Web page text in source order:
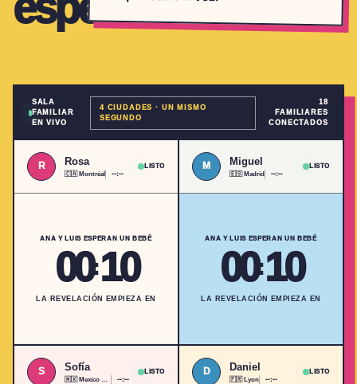
SALA
FAMILIAR
EN VIVO
4 CIUDADES · UN MISMO
SEGUNDO
18
FAMILIARES
CONECTADOS
R Rosa
🇨🇦 Montréal --:--
LISTO
ANA Y LUIS ESPERAN UN BEBÉ
00:10
LA REVELACIÓN EMPIEZA EN
M Miguel
🇪🇸 Madrid --:--
LISTO
ANA Y LUIS ESPERAN UN BEBÉ
00:10
LA REVELACIÓN EMPIEZA EN
S Sofía
🇲🇽 Mexico City --:--
LISTO D Daniel
🇫🇷 Lyon --:--
LISTO